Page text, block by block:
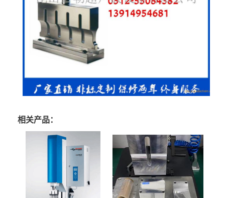
相关产品：